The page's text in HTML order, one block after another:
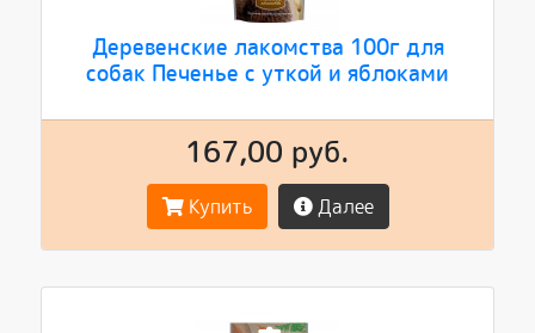
Деревенские лакомства 100г для
собак Печенье с уткой и яблоками
167,00 руб.
Купить Далее